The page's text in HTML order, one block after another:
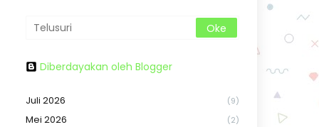
Diberdayakan oleh Blogger
Juli 2026 (9)
Mei 2026 (2)